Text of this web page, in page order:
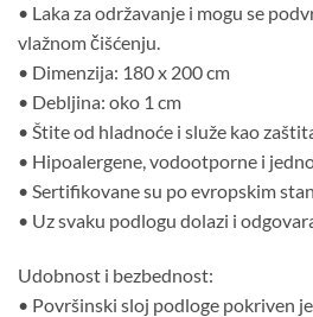
• Laka za održavanje i mogu se
vlažnom čišćenju.
• Dimenzija: 180 x 200 cm
• Debljina: oko 1 cm
• Štite od hladnoće i služe kao
• Hipoalergene, vodootporne i
• Sertifikovane su po evropskim
• Uz svaku podlogu dolazi i
Udobnost i bezbednost:
• Površinski sloj podloge pokriven